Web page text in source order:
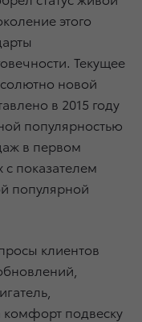
этого
Текущее
новой
в 2015 году
популярностью
в первом
с показателем
популярной
клиентов
комфорт подвеску